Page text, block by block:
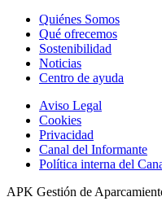
Quiénes Somos
Qué ofrecemos
Sostenibilidad
Noticias
Centro de ayuda
Aviso Legal
Cookies
Privacidad
Canal del Informante
Política interna del
APK Gestión de